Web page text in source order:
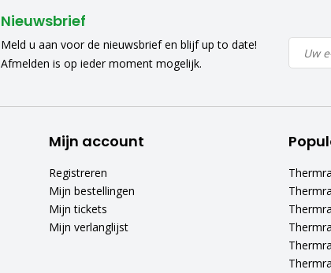
Nieuwsbrief
Meld u aan voor de nieuwsbrief en blijf up to date!
Afmelden is op ieder moment mogelijk.
Mijn account
Registreren
Mijn bestellingen
Mijn tickets
Mijn verlanglijst